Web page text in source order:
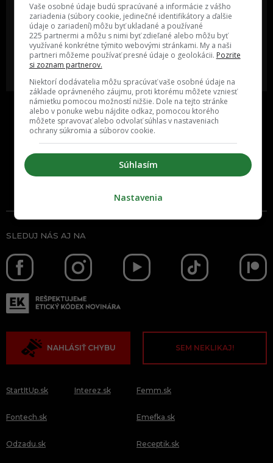
ľudí v rôznych vekových
kategóriách a na rôznych
sociálnych sieťach a nakopni svoj
biznis alebo produkt.
MÁM ZÁUJEM O
poznáš niekoho, o kom by sme
mali určite napísať?
SLEDUJ NÁS AJ NA
NAHLÁSIŤ CHYBU SEM NEKLIKAJ!
StartItUp.sk
Fontech.sk
Odzadu.sk
Interez.sk Femm.sk
Emefka.sk
Receptik.sk
Vaše osobné údaje budú spracúvané a informácie z vášho
zariadenia (súbory cookie, jedinečné identifikátory a ďalšie
údaje o zariadení) môžu byť ukladané a používané
225 partnermi a môžu s nimi byť zdieľané alebo môžu byť
využívané konkrétne týmito webovými stránkami. My a naši
partneri môžeme používať presné údaje o geolokácii. Pozrite
si zoznam partnerov.
Niektorí dodávatelia môžu spracúvať vaše osobné údaje na
základe oprávneného záujmu, proti ktorému môžete vzniesť
námietku pomocou možností nižšie. Dole na tejto stránke
alebo v ponuke webu nájdite odkaz, pomocou ktorého
môžete spravovať alebo odvolať súhlas v nastaveniach
ochrany súkromia a súborov cookie.
Súhlasím
Nastavenia